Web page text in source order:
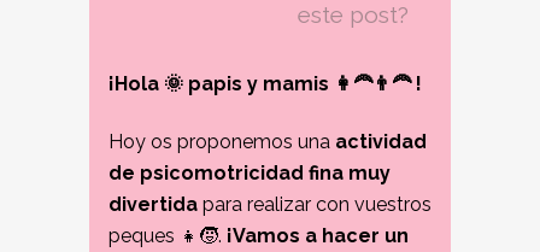
este post?
¡Hola 🌞 papis y mamis 👩‍🦰👨‍🦰 !
Hoy os proponemos una actividad
de psicomotricidad fina muy
divertida para realizar con vuestros
peques 👧🧒. ¡Vamos a hacer un